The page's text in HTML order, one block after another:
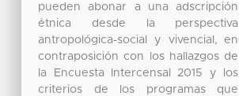
pueden abonar a una adscripción
étnica desde la perspectiva
antropológica-social y vivencial, en
contraposición con los hallazgos de
la Encuesta Intercensal 2015 y los
criterios de los programas que